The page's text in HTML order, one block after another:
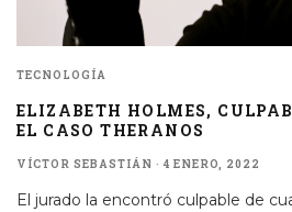
TECNOLOGÍA
ELIZABETH HOLMES,
EL CASO THERANOS
VÍCTOR SEBASTIÁN · 4 ENERO, 2022
El jurado la encontró culpable de